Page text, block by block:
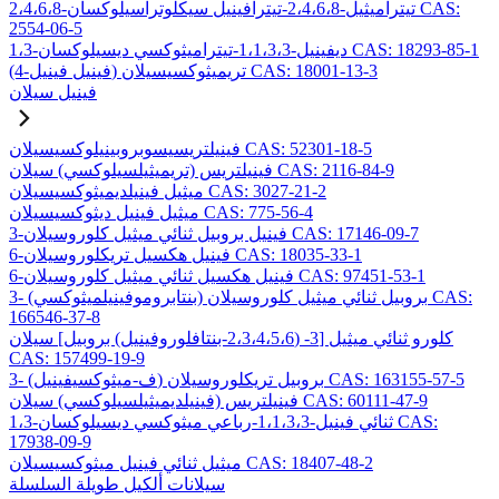
2،4،6،8-تيتراميثيل-2،4،6،8-تيترافينيل سيكلوتراسيلوكسان CAS:
2554-06-5
1،3-ديفينيل-1،1،3،3-تيتراميثوكسي ديسيلوكسان CAS: 18293-85-1
(4-فينيل فينيل) تريميثوكسيسيلان CAS: 18001-13-3
فينيل سيلان
فينيلتريسيسوبروبينيلوكسيسيلان CAS: 52301-18-5
فينيلتريس (تريميثيلسيلوكسي) سيلان CAS: 2116-84-9
ميثيل فينيلديميثوكسيسيلان CAS: 3027-21-2
ميثيل فينيل ديثوكسيسيلان CAS: 775-56-4
3-فينيل بروبيل ثنائي ميثيل كلوروسيلان CAS: 17146-09-7
6-فينيل هكسيل تريكلوروسيلان CAS: 18035-33-1
6-فينيل هكسيل ثنائي ميثيل كلوروسيلان CAS: 97451-53-1
3- (بنتابروموفينيلميثوكسي) بروبيل ثنائي ميثيل كلوروسيلان CAS:
166546-37-8
كلورو ثنائي ميثيل [3- (2،3،4،5،6-بنتافلوروفينيل) بروبيل] سيلان
CAS: 157499-19-9
3- (ف-ميثوكسيفينيل) بروبيل تريكلوروسيلان CAS: 163155-57-5
فينيلتريس (فينيلديميثيلسيلوكسي) سيلان CAS: 60111-47-9
1،3-ثنائي فينيل-1،1،3،3-رباعي ميثوكسي ديسيلوكسان CAS:
17938-09-9
ميثيل ثنائي فينيل ميثوكسيسيلان CAS: 18407-48-2
سيلانات ألكيل طويلة السلسلة